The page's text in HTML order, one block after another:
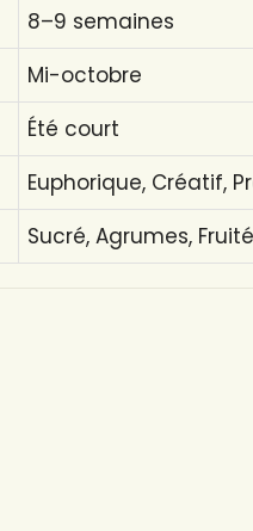
8–9 semaines
Mi-octobre
Été court
Euphorique, Créatif,
Sucré, Agrumes,